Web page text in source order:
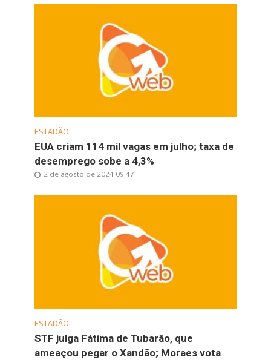
ESTADÃO
EUA criam 114 mil vagas em julho; taxa de
desemprego sobe a 4,3%
2 de agosto de 2024 09:47
ESTADÃO
STF julga Fátima de Tubarão, que
ameaçou pegar o Xandão; Moraes vota